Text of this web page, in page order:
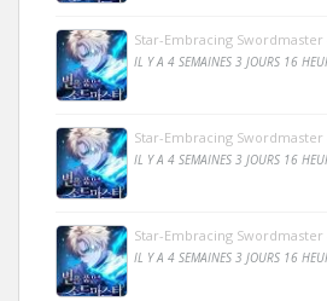
Star-Embracing Swordmaster
IL Y A 4 SEMAINES 3 JOURS 16
Star-Embracing Swordmaster
IL Y A 4 SEMAINES 3 JOURS 16
Star-Embracing Swordmaster
IL Y A 4 SEMAINES 3 JOURS 16